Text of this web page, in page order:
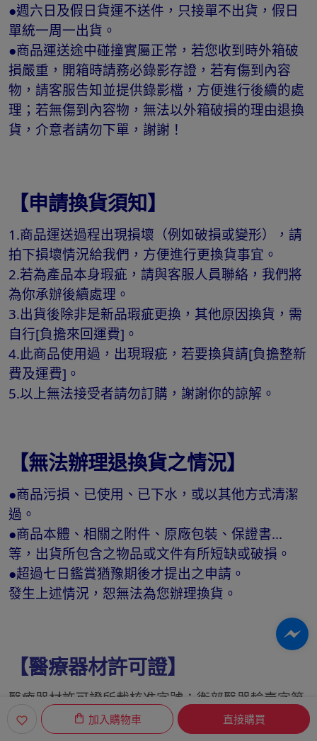
加入購物車 直接購買
●週六日及假日貨運不送件，只接單不出貨，假日
單統一周一出貨。
●商品運送途中碰撞實屬正常，若您收到時外箱破
損嚴重，開箱時請務必錄影存證，若有傷到內容
物，請客服告知並提供錄影檔，方便進行後續的處
理；若無傷到內容物，無法以外箱破損的理由退換
貨，介意者請勿下單，謝謝！
【申請換貨須知】
1.商品運送過程出現損壞（例如破損或變形），請
拍下損壞情況給我們，方便進行更換貨事宜。
2.若為產品本身瑕疵，請與客服人員聯絡，我們將
為你承辦後續處理。
3.出貨後除非是新品瑕疵更換，其他原因換貨，需
自行[負擔來回運費]。
4.此商品使用過，出現瑕疵，若要換貨請[負擔整新
費及運費]。
5.以上無法接受者請勿訂購，謝謝你的諒解。
【無法辦理退換貨之情況】
●商品污損、已使用、已下水，或以其他方式清潔
過。
●商品本體、相關之附件、原廠包裝、保證書...
等，出貨所包含之物品或文件有所短缺或破損。
●超過七日鑑賞猶豫期後才提出之申請。
發生上述情況，恕無法為您辦理換貨。
【醫療器材許可證】
醫療器材許可證所載核准字號：衛部醫器輸壹字第
018994號